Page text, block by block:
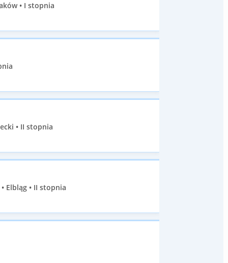
• I stopnia
• II stopnia
Elbląg • II stopnia